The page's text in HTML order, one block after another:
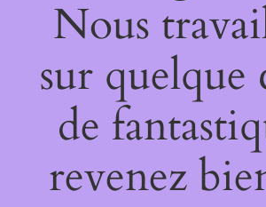
Nous
sur quelque
de
revenez